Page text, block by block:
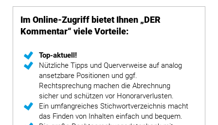
Im Online-Zugriff bietet Ihnen „DER
Kommentar“ viele Vorteile:
Top-aktuell!
Nützliche Tipps und Querverweise auf analog
ansetzbare Positionen und ggf.
Rechtsprechung machen die Abrechnung
sicher und schützen vor Honorarverlusten.
Ein umfangreiches Stichwortverzeichnis macht
das Finden von Inhalten einfach und bequem.